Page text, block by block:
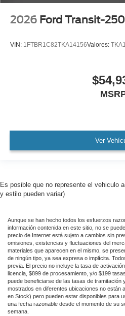
2026 Ford Transit-250
VIN: 1FTBR1C82TKA14156Valores:
Ver
Es posible que no represente el vehiculo
y estilo pueden variar)
Aunque se han hecho todos los esfuerzos
información contenida en este sitio, no se
precio de Internet está sujeto a cambios sin
omisiones, existencias y fluctuaciones del
materiales que aparecen en el mismo, se
de ningún tipo, ya sea expresa o implícita.
previa. El precio no incluye la tasa de
licencia, $899 de procesamiento, y/o $199
puede beneficiarse de las tasas de tramitación
mostrados en diferentes ubicaciones no están
en Stock) pero pueden estar disponibles para
una fecha razonable desde el momento de su
semana.